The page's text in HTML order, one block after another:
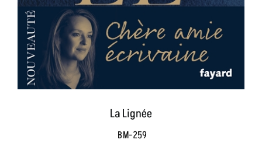
La Lignée
BM-259